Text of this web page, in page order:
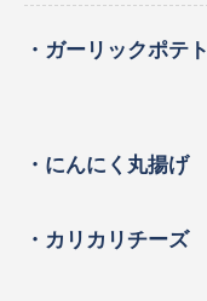
・ガーリックポテト
・にんにく丸揚げ
・カリカリチーズ